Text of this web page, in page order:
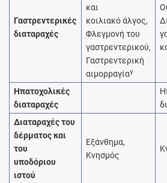
Γαστρεντερικές
διαταραχές
και
κοιλιακό άλγος,
Φλεγμονή του
γαστρεντερικού,
Γαστρεντερική
αιμορραγίαγ
Ηπατοχολικές
διαταραχές
Διαταραχές του
δέρματος και
του
υποδόριου
ιστού
Εξάνθημα,
Κνησμός